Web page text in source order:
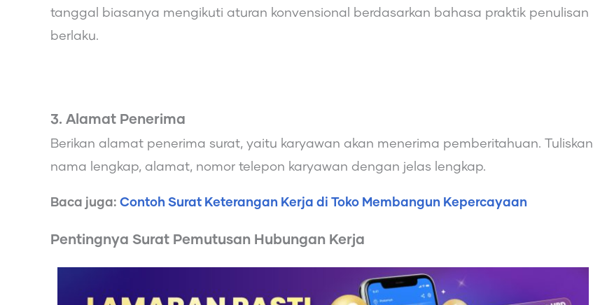
tanggal biasanya mengikuti aturan konvensional berdasarkan bahasa praktik penulisan
berlaku.
3. Alamat Penerima
Berikan alamat penerima surat, yaitu karyawan akan menerima pemberitahuan. Tuliskan
nama lengkap, alamat, nomor telepon karyawan dengan jelas lengkap.
Baca juga: Contoh Surat Keterangan Kerja di Toko Membangun Kepercayaan
Pentingnya Surat Pemutusan Hubungan Kerja